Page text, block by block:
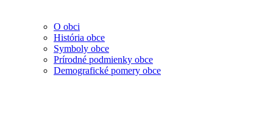
O obci
História obce
Symboly obce
Prírodné podmienky obce
Demografické pomery obce